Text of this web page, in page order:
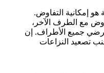
هو إمكانية التفاوض.
مع الطرف الآخر،
جميع الأطراف. إن
تصعيد النزاعات